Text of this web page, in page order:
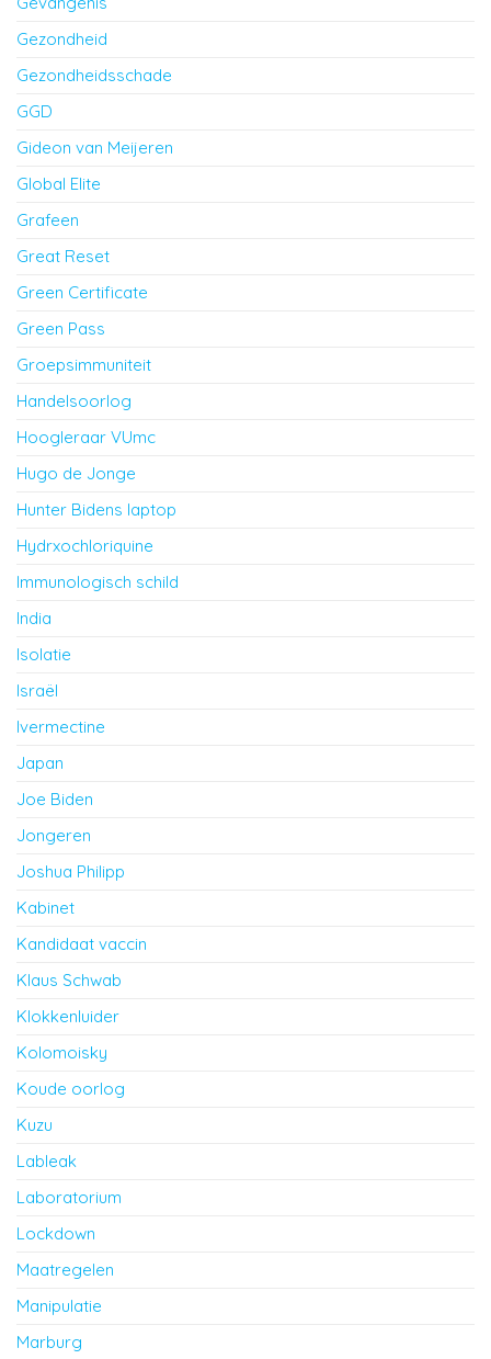
Gezondheid
Gezondheidsschade
GGD
Gideon van Meijeren
Global Elite
Grafeen
Great Reset
Green Certificate
Green Pass
Groepsimmuniteit
Handelsoorlog
Hoogleraar VUmc
Hugo de Jonge
Hunter Bidens laptop
Hydrxochloriquine
Immunologisch schild
India
Isolatie
Israël
Ivermectine
Japan
Joe Biden
Jongeren
Joshua Philipp
Kabinet
Kandidaat vaccin
Klaus Schwab
Klokkenluider
Kolomoisky
Koude oorlog
Kuzu
Lableak
Laboratorium
Lockdown
Maatregelen
Manipulatie
Marburg